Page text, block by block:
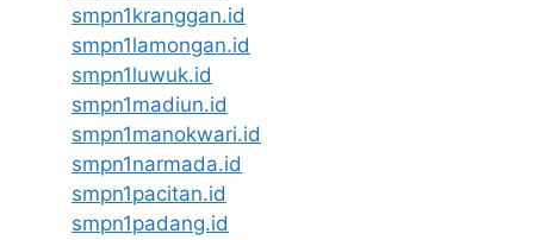
smpn1kranggan.id
smpn1lamongan.id
smpn1luwuk.id
smpn1madiun.id
smpn1manokwari.id
smpn1narmada.id
smpn1pacitan.id
smpn1padang.id